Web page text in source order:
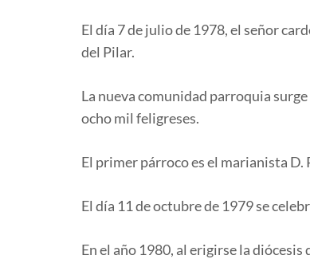
El día 7 de julio de 1978, el señor
del Pilar.
La nueva comunidad parroquia
ocho mil feligreses.
El primer párroco es el marianista D.
El día 11 de octubre de 1979 se
En el año 1980, al erigirse la